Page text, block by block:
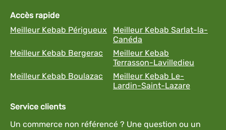
Accès rapide
Meilleur Kebab Périgueux
Meilleur Kebab Sarlat-la-
Canéda
Meilleur Kebab Bergerac
Meilleur Kebab
Terrasson-Lavilledieu
Meilleur Kebab Boulazac
Meilleur Kebab Le-
Lardin-Saint-Lazare
Service clients
Un commerce non référencé ? Une question ou un